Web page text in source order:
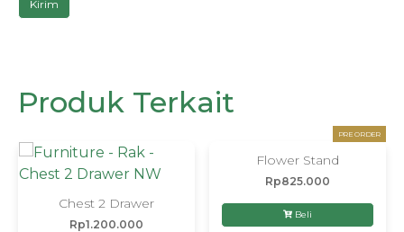
Produk Terkait
Chest 2 Drawer
Rp1.200.000
PRE ORDER
Flower Stand
Rp825.000
Beli